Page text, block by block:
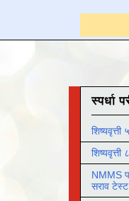
स्पर्धा
शिष्यवृत्ती
शिष्यवृत्ती
NMMS
सराव टेस्ट